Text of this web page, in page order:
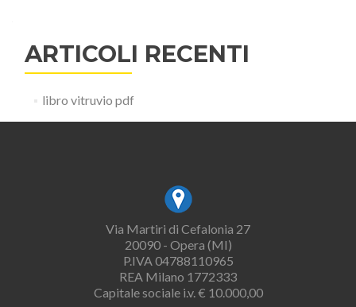
ARTICOLI RECENTI
libro vitruvio pdf
Via Martiri di Cefalonia 27
20090 - Opera (MI)
P.IVA 04788110965
REA Milano 1772333
Capitale sociale i.v. € 10.000,00